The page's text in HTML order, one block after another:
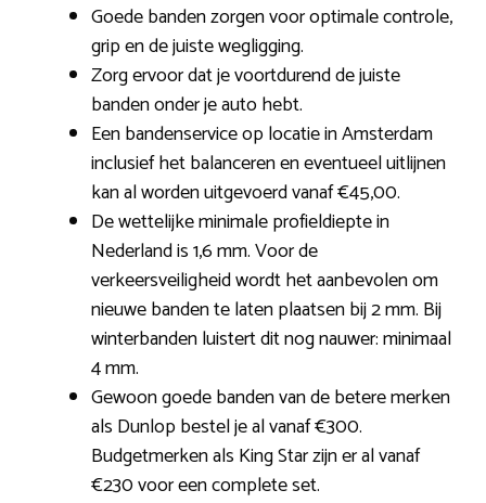
Goede banden zorgen voor optimale controle,
grip en de juiste wegligging.
Zorg ervoor dat je voortdurend de juiste
banden onder je auto hebt.
Een bandenservice op locatie in Amsterdam
inclusief het balanceren en eventueel uitlijnen
kan al worden uitgevoerd vanaf €45,00.
De wettelijke minimale profieldiepte in
Nederland is 1,6 mm. Voor de
verkeersveiligheid wordt het aanbevolen om
nieuwe banden te laten plaatsen bij 2 mm. Bij
winterbanden luistert dit nog nauwer: minimaal
4 mm.
Gewoon goede banden van de betere merken
als Dunlop bestel je al vanaf €300.
Budgetmerken als King Star zijn er al vanaf
€230 voor een complete set.